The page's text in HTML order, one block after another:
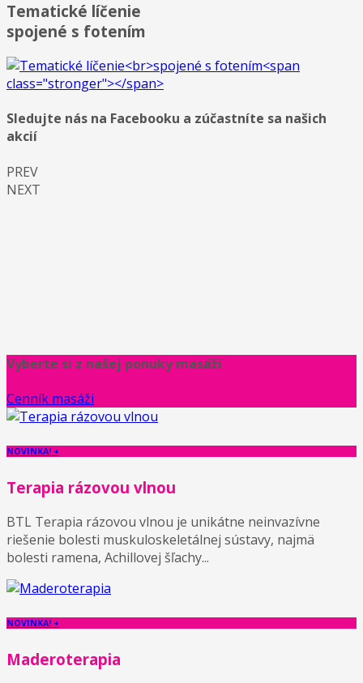
Tematické líčenie
spojené s fotením
Sledujte nás na Facebooku a zúčastníte sa našich
akcií
PREV
NEXT
Vyberte si z našej ponuky masáži
Cenník masáži
NOVINKA! +
Terapia rázovou vlnou
BTL Terapia rázovou vlnou je unikátne neinvazívne
riešenie bolesti muskuloskeletálnej sústavy, najmä
bolesti ramena, Achillovej šľachy...
NOVINKA! +
Maderoterapia